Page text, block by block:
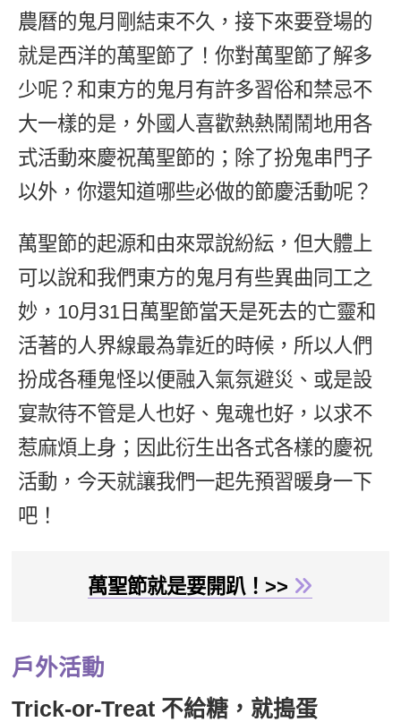
情境閱讀
英文文法技巧
英文寫作
Cengage TED Talks
CNN聽力強化
新聞英文
外語即時通
兒童美語
點讀筆教材
數位學習教材
農曆的鬼月剛結束不久，接下來要登場的
就是西洋的萬聖節了！你對萬聖節了解多
少呢？和東方的鬼月有許多習俗和禁忌不
大一樣的是，外國人喜歡熱熱鬧鬧地用各
式活動來慶祝萬聖節的；除了扮鬼串門子
以外，你還知道哪些必做的節慶活動呢？
萬聖節的起源和由來眾說紛紜，但大體上
可以說和我們東方的鬼月有些異曲同工之
妙，10月31日萬聖節當天是死去的亡靈和
活著的人界線最為靠近的時候，所以人們
扮成各種鬼怪以便融入氣氛避災、或是設
宴款待不管是人也好、鬼魂也好，以求不
惹麻煩上身；因此衍生出各式各樣的慶祝
活動，今天就讓我們一起先預習暖身一下
吧！
萬聖節就是要開趴！>>
戶外活動
Trick-or-Treat 不給糖，就搗蛋